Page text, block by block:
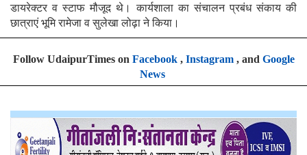
डायरेक्टर व स्टाफ मौजूद थे। कार्यशाला का संचालन प्रबंध संकाय की
छात्राएं भूमि रामेजा व सुलेखा लोढ़ा ने किया।
Follow UdaipurTimes on Facebook, Instagram, and Google
News